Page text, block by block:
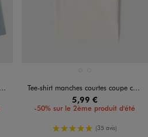
Tee-shirt manches courtes coupe courte fille
5,99 €
-50% sur le 2ème produit d'été
5/5 de moyenne
(35 avis)